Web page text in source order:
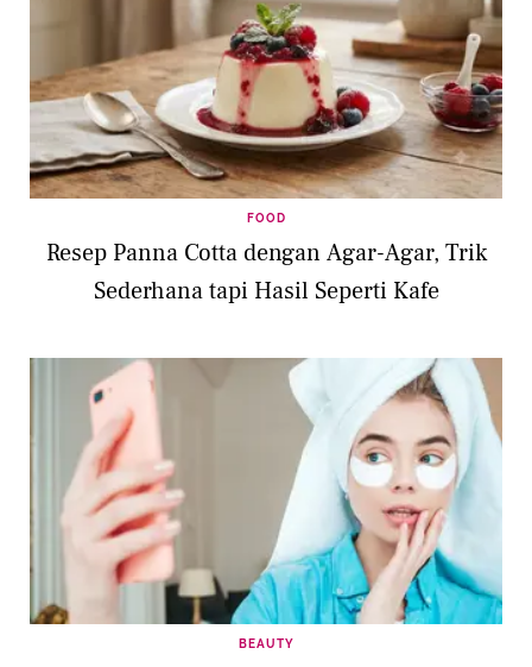
FOOD
Resep Panna Cotta dengan Agar-Agar, Trik
Sederhana tapi Hasil Seperti Kafe
BEAUTY